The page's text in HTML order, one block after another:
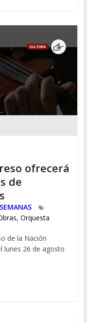
ofrecerá
de
, Orquesta
de la Nación
lunes 26 de agosto